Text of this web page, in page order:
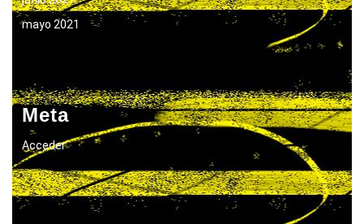
mayo 2021
Meta
Acceder